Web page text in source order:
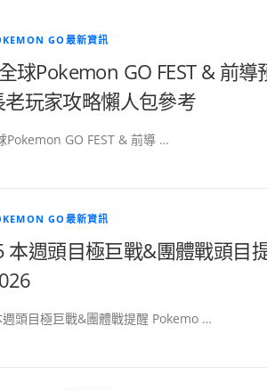
GO最新資訊
球Pokemon GO FEST & 前導
玩家攻略懶人包參考
Pokemon GO FEST & 前導 …
GO最新資訊
本週頭目極巨戰&團體戰頭目
頭目極巨戰&團體戰提醒 Pokemo …